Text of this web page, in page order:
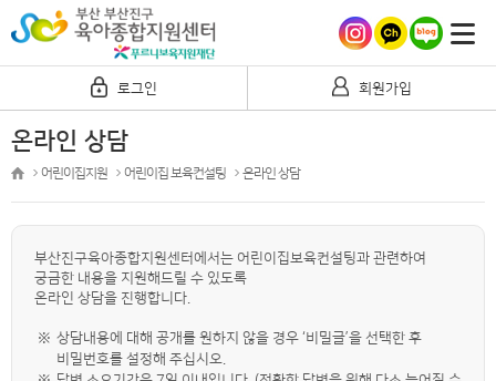
로그인 회원가입
온라인 상담
어린이집지원 어린이집 보육컨설팅 온라인 상담
부산진구육아종합지원센터에서는 어린이집보육컨설팅과 관련하여
궁금한 내용을 지원해드릴 수 있도록
온라인 상담을 진행합니다.
※ 상담내용에 대해 공개를 원하지 않을 경우 ‘비밀글’을 선택한 후
비밀번호를 설정해 주십시오.